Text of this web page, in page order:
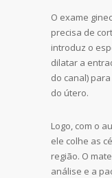
O exame
precisa de
introduz o
dilatar a
do canal)
do útero.
Logo, com o
ele colhe as
região. O
análise e a